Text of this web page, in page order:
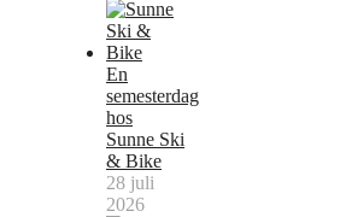
En
semesterdag
hos
Sunne Ski
& Bike
28 juli
2026